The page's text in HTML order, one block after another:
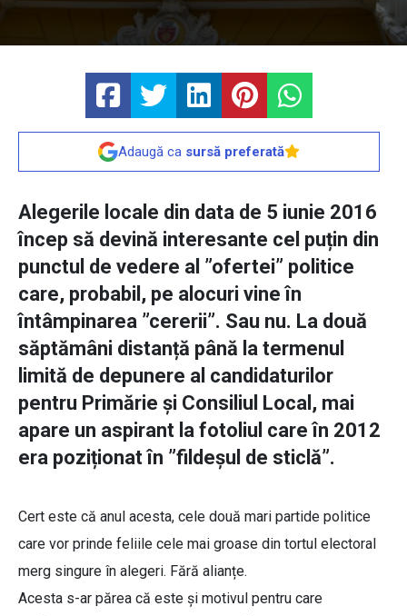
Adaugă ca sursă preferată
Alegerile locale din data de 5 iunie 2016
încep să devină interesante cel puțin din
punctul de vedere al ”ofertei” politice
care, probabil, pe alocuri vine în
întâmpinarea ”cererii”. Sau nu. La două
săptămâni distanță până la termenul
limită de depunere al candidaturilor
pentru Primărie și Consiliul Local, mai
apare un aspirant la fotoliul care în 2012
era poziționat în ”fildeșul de sticlă”.
Cert este că anul acesta, cele două mari partide politice
care vor prinde feliile cele mai groase din tortul electoral
merg singure în alegeri. Fără alianțe.
Acesta s-ar părea că este și motivul pentru care